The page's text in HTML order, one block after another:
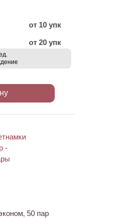
от 10 упк
от 20 упк
50 пар